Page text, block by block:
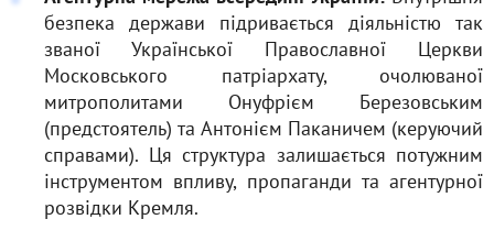
безпека держави підривається діяльністю так
званої Української Православної Церкви
Московського патріархату, очолюваної
митрополитами Онуфрієм Березовським
(предстоятель) та Антонієм Паканичем (керуючий
справами). Ця структура залишається потужним
інструментом впливу, пропаганди та агентурної
розвідки Кремля.